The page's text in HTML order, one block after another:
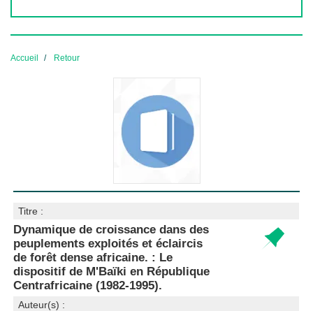
Accueil Retour
Titre :
Dynamique de croissance dans des
peuplements exploités et éclaircis
de forêt dense africaine. : Le
dispositif de M'Baïki en République
Centrafricaine (1982-1995).
Auteur(s) :